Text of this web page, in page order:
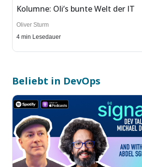
Kolumne: Oli’s bunte Welt der IT
Oliver Sturm
4 min Lesedauer
Beliebt in DevOps